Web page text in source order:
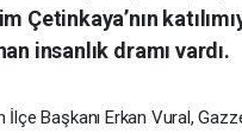
Çetinkaya’nın
insanlık dramı vardı.
İlçe Başkanı Erkan Vural,